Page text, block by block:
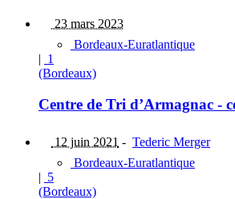
23 mars 2023
Bordeaux-Euratlantique
1
(Bordeaux)
Centre de Tri d’Armagnac -
12 juin 2021 - Tederic Merger
Bordeaux-Euratlantique
| 5
(Bordeaux)